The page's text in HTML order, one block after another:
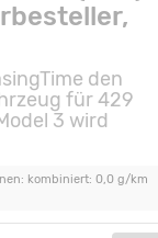
den
für 429
3 wird
kombiniert: 0,0 g/km